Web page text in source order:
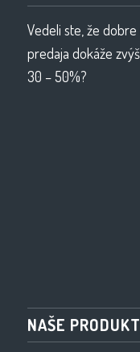
Vedeli ste, že
predaja dokáže
30 – 50%?
NAŠE